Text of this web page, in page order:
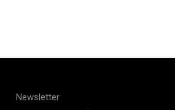
Newsletter